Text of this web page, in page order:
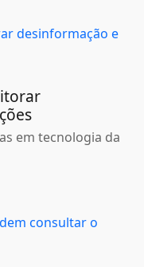
em tecnologia da